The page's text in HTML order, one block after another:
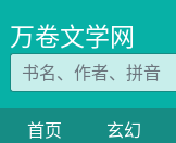
万卷文学网
首页 玄幻